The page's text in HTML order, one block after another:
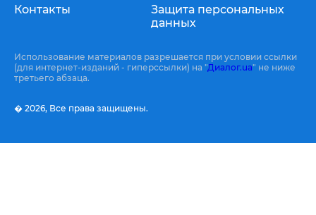
Контакты
Защита персональных
данных
Использование материалов разрешается при условии ссылки
(для интернет-изданий - гиперссылки) на "Диалог.ua" не ниже
третьего абзаца.
� 2026, Все права защищены.